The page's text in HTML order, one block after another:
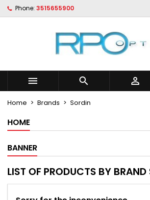
Phone: 3515655900
  
Home Brands Sordin
HOME
BANNER
LIST OF PRODUCTS BY BRAND
Le mie liste di desideri
Crea nuova lista
((modalTitle))
((confirmMessage))
((cancelText))
Create wishlist
Wishlist name
Sign in
You need to be logged in to save
Cancel